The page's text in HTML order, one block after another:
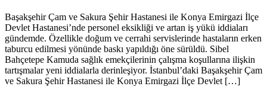
Başakşehir Çam ve Sakura Şehir Hastanesi ile Konya Emirgazi İlçe
Devlet Hastanesi’nde personel eksikliği ve artan iş yükü iddiaları
gündemde. Özellikle doğum ve cerrahi servislerinde hastaların erken
taburcu edilmesi yönünde baskı yapıldığı öne sürüldü. Sibel
Bahçetepe Kamuda sağlık emekçilerinin çalışma koşullarına ilişkin
tartışmalar yeni iddialarla derinleşiyor. İstanbul’daki Başakşehir Çam
ve Sakura Şehir Hastanesi ile Konya Emirgazi İlçe Devlet […]